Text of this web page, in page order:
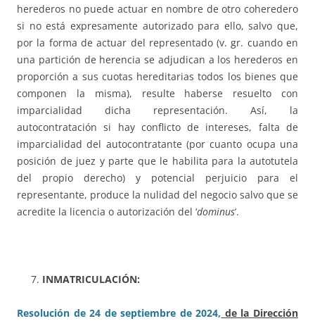
herederos no puede actuar en nombre de otro coheredero
si no está expresamente autorizado para ello, salvo que,
por la forma de actuar del representado (v. gr. cuando en
una partición de herencia se adjudican a los herederos en
proporción a sus cuotas hereditarias todos los bienes que
componen la misma), resulte haberse resuelto con
imparcialidad dicha representación. Así, la
autocontratación si hay conflicto de intereses, falta de
imparcialidad del autocontratante (por cuanto ocupa una
posición de juez y parte que le habilita para la autotutela
del propio derecho) y potencial perjuicio para el
representante, produce la nulidad del negocio salvo que se
acredite la licencia o autorización del ‘dominus’.
INMATRICULACIÓN:
Resolución de 24 de septiembre de 2024, de la Dirección